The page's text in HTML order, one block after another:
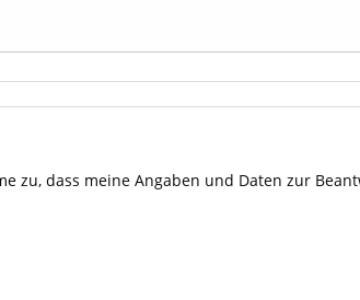
zu, dass meine Angaben und Daten zur